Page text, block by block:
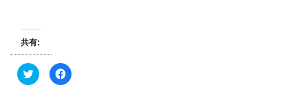
共有:
ク
リ
F
a